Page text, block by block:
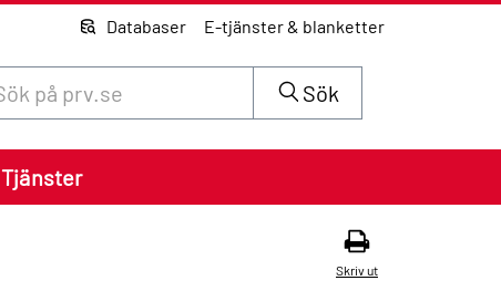
Databaser E-tjänster & blanketter
Sök
Tjänster
Skriv ut